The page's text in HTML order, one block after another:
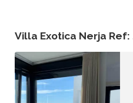
Villa Exotica Nerja Ref: